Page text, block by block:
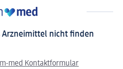
Arzneimittel nicht finden
med Kontaktformular